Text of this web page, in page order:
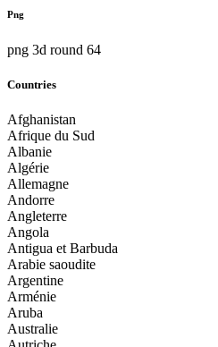
Png
png 3d round 64
Countries
Afghanistan
Afrique du Sud
Albanie
Algérie
Allemagne
Andorre
Angleterre
Angola
Antigua et Barbuda
Arabie saoudite
Argentine
Arménie
Aruba
Australie